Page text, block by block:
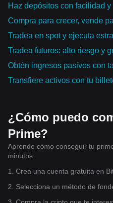
Haz depósitos con facilidad
Compra para crecer, vende
Tradea en spot y ejecuta
Tradea futuros: alto riesgo y
Obtén ingresos pasivos con
Transfiere activos con tu
¿Cómo puedo
Prime?
Aprende cómo conseguir tu
minutos.
1. Crea una cuenta gratuita en
2. Selecciona un método de